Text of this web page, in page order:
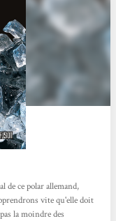
de ce polar allemand,
vite qu'elle doit
la moindre des